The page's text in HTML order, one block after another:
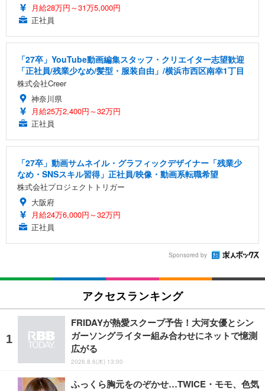
月給28万円～31万5,000円
正社員
「27卒」YouTube動画編集スタッフ・クリエイター志望歓迎
「正社員/残業少なめ/髪型・服装自由」/横浜市西区南幸1丁目
株式会社Creer
神奈川県
月給25万2,400円～32万円
正社員
「27卒」動画サムネイル・グラフィックデザイナー「残業少
なめ・SNSスキル習得」正社員/映像・動画系転職希望
株式会社プロジェクトトリガー
大阪府
月給24万6,000円～32万円
正社員
Sponsored by
アクセスランキング
FRIDAYが熱愛スクープ予告！大河女優とシン
ガーソングライター組み合わせにネットで憶測
広がる
2026.8.6(木) 13:00
ふっくら胸元をのぞかせ…TWICE・モモ、色気